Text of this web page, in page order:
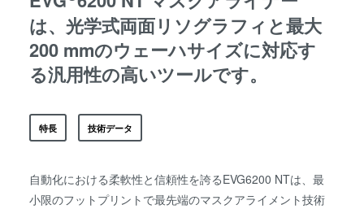
接合技術
検査・計測
は、光学式両面リソグラフィと最大
200 mmのウェーハサイズに対応す
る汎用性の高いツールです。
特長 技術データ
自動化における柔軟性と信頼性を誇るEVG6200 NTは、最
小限のフットプリントで最先端のマスクアライメント技術